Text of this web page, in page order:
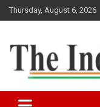
Skip
to
Thursday, August 6, 2026
Indian